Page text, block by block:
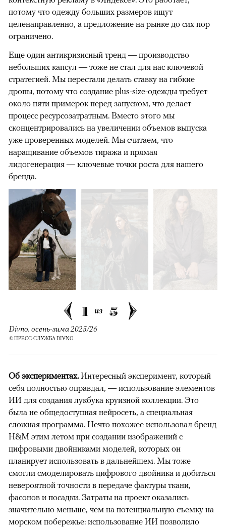
потому что одежду больших размеров ищут
целенаправленно, а предложение на рынке до сих пор
ограничено.
Еще один антикризисный тренд — производство
небольших капсул — тоже не стал для нас ключевой
стратегией. Мы перестали делать ставку на гибкие
дропы, потому что создание plus-size-одежды требует
около пяти примерок перед запуском, что делает
процесс ресурсозатратным. Вместо этого мы
сконцентрировались на увеличении объемов выпуска
уже проверенных моделей. Мы считаем, что
наращивание объемов тиража и прямая
лидогенерация — ключевые точки роста для нашего
бренда.
1 из 5
Divno, осень-зима 2025/26
© ПРЕСС-СЛУЖБА DIVNO
Об экспериментах.Интересный эксперимент, который
себя полностью оправдал, — использование элементов
ИИ для создания лукбука круизной коллекции. Это
была не общедоступная нейросеть, а специальная
сложная программа. Нечто похожее использовал бренд
H&M этим летом при создании изображений с
цифровыми двойниками моделей, которых он
планирует использовать в дальнейшем. Мы тоже
смогли смоделировать цифрового двойника и добиться
невероятной точности в передаче фактуры ткани,
фасонов и посадки. Затраты на проект оказались
значительно меньше, чем на потенциальную съемку на
морском побережье: использование ИИ позволило